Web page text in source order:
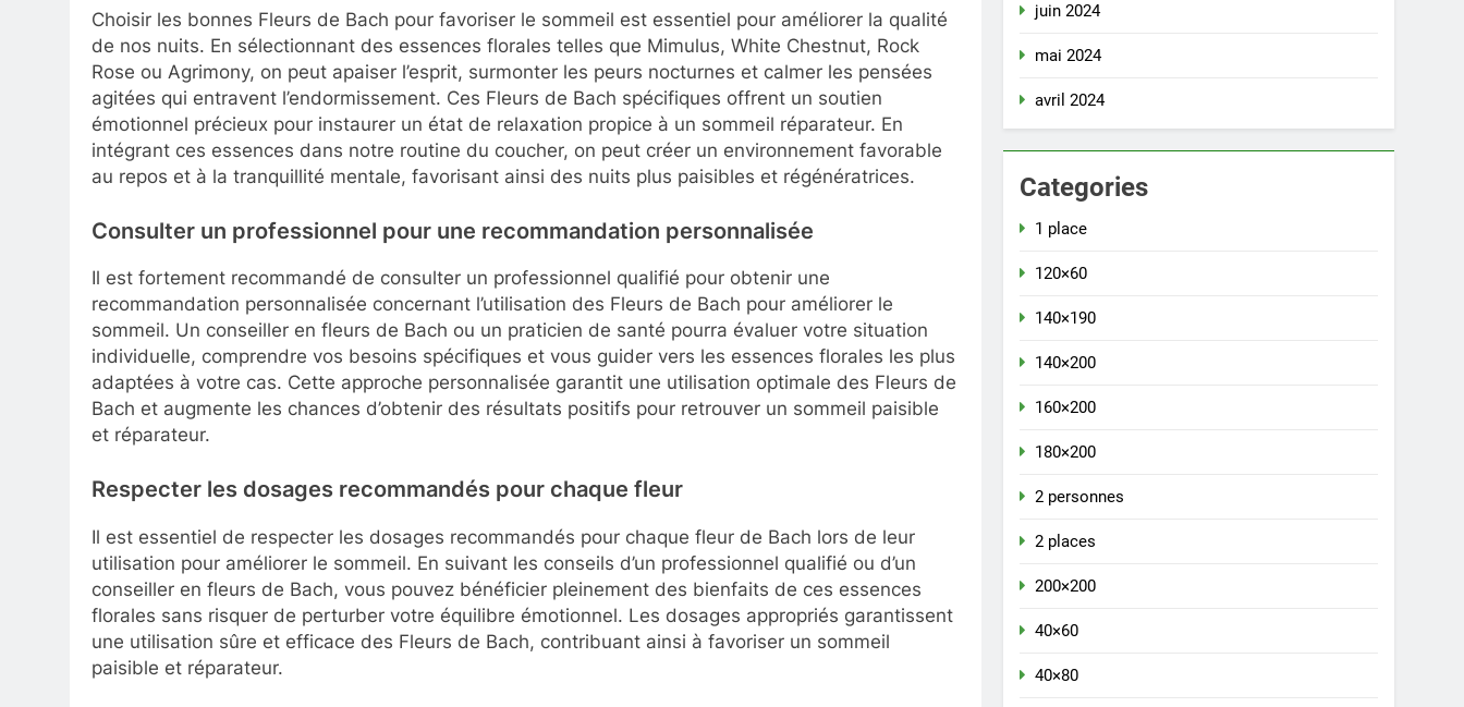
Choisir les bonnes Fleurs de Bach pour favoriser le sommeil est essentiel pour améliorer la qualité
de nos nuits. En sélectionnant des essences florales telles que Mimulus, White Chestnut, Rock
Rose ou Agrimony, on peut apaiser l’esprit, surmonter les peurs nocturnes et calmer les pensées
agitées qui entravent l’endormissement. Ces Fleurs de Bach spécifiques offrent un soutien
émotionnel précieux pour instaurer un état de relaxation propice à un sommeil réparateur. En
intégrant ces essences dans notre routine du coucher, on peut créer un environnement favorable
au repos et à la tranquillité mentale, favorisant ainsi des nuits plus paisibles et régénératrices.
Consulter un professionnel pour une recommandation personnalisée
Il est fortement recommandé de consulter un professionnel qualifié pour obtenir une
recommandation personnalisée concernant l’utilisation des Fleurs de Bach pour améliorer le
sommeil. Un conseiller en fleurs de Bach ou un praticien de santé pourra évaluer votre situation
individuelle, comprendre vos besoins spécifiques et vous guider vers les essences florales les plus
adaptées à votre cas. Cette approche personnalisée garantit une utilisation optimale des Fleurs de
Bach et augmente les chances d’obtenir des résultats positifs pour retrouver un sommeil paisible
et réparateur.
Respecter les dosages recommandés pour chaque fleur
Il est essentiel de respecter les dosages recommandés pour chaque fleur de Bach lors de leur
utilisation pour améliorer le sommeil. En suivant les conseils d’un professionnel qualifié ou d’un
conseiller en fleurs de Bach, vous pouvez bénéficier pleinement des bienfaits de ces essences
florales sans risquer de perturber votre équilibre émotionnel. Les dosages appropriés garantissent
une utilisation sûre et efficace des Fleurs de Bach, contribuant ainsi à favoriser un sommeil
paisible et réparateur.
juin 2024
mai 2024
avril 2024
Categories
1 place
120×60
140×190
140×200
160×200
180×200
2 personnes
2 places
200×200
40×60
40×80